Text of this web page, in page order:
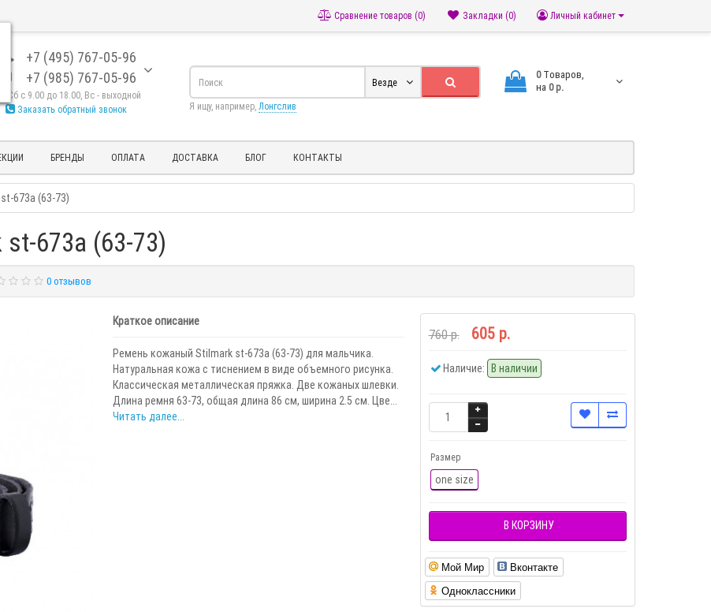
Личный кабинет
Закладки (0)
Сравнение товаров (0)
+7 (495) 767-05-96
+7 (985) 767-05-96
- Сб с 9.00 до 18.00, Вс - выходной
Заказать обратный звонок
0 Tоваров,
на 0 р.
Везде
Я ищу, например, Лонгслив
БРЕНДЫ ОПЛАТА ДОСТАВКА БЛОГ КОНТАКТЫ
673a (63-73)
673a (63-73)
0 отзывов
Краткое описание
Ремень кожаный Stilmark st-673a (63-73) для мальчика.
Натуральная кожа с тиснением в виде объемного рисунка.
Классическая металлическая пряжка. Две кожаных шлевки.
Длина ремня 63-73, общая длина 86 см, ширина 2.5 см. Цве...
Читать далее...
760 р. 605 р.
Наличие: В наличии
Размер
one size
В КОРЗИНУ
Мой Мир
Вконтакте
Одноклассники